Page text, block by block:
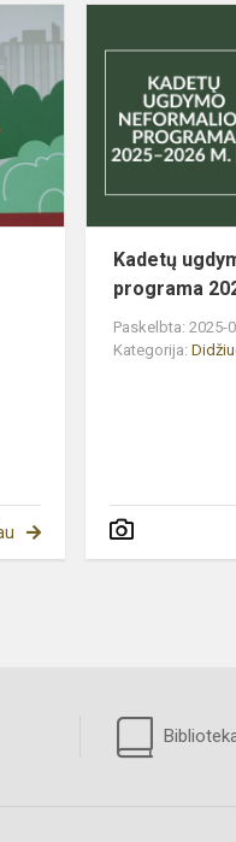
bėgimas
2025
Kadetų
programa
Paskelbta: 2025-
Kategorija: